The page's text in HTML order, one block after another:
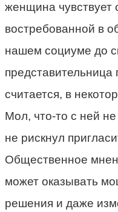
женщина чувствует
востребованной в
нашем социуме до
представительница
считается, в
Мол, что-то с ней
не рискнул
Общественное
может оказывать
решения и даже